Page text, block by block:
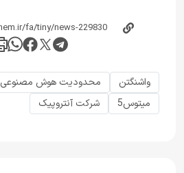
واشنگتن محدودیت هوش مصنوعی
میتوس5
شرکت آنتروپیک